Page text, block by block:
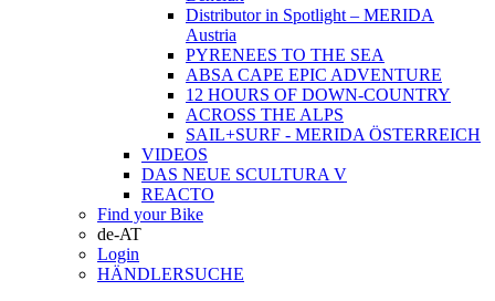
Distributor in Spotlight – MERIDA
Austria
PYRENEES TO THE SEA
ABSA CAPE EPIC ADVENTURE
12 HOURS OF DOWN-COUNTRY
ACROSS THE ALPS
SAIL+SURF - MERIDA ÖSTERREICH
VIDEOS
DAS NEUE SCULTURA V
REACTO
Find your Bike
de-AT
Login
HÄNDLERSUCHE